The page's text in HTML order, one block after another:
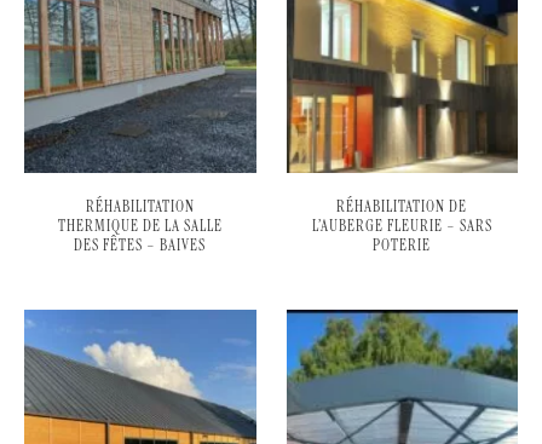
RÉHABILITATION
THERMIQUE DE LA SALLE
DES FÊTES – BAIVES
RÉHABILITATION DE
L’AUBERGE FLEURIE – SARS
POTERIE